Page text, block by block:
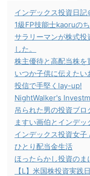
インデックス投資日記
1級FP技能士kaoruの
サラリーマンが株式投
した。
株主優待と高配当株
いつか子供に伝えたい
投信で手堅くlay-up!
NightWalker's
吊られた男の投資ブ
ますい画伯とインデッ
インデックス投資女
ひとり配当金生活
ほったらかし投資のま
【L】米国株投資実践